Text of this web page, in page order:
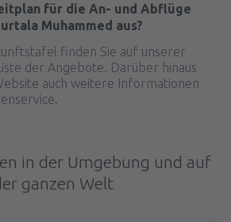
für die An- und Abflüge
Muhammed aus?
finden Sie auf unserer
der Angebote. Darüber hinaus
auch weitere Informationen
in der Umgebung und auf
ganzen Welt